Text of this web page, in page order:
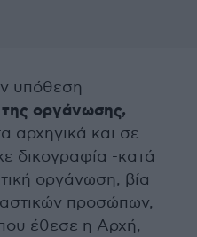
υπόθεση
οργάνωσης,
αρχηγικά και σε
δικογραφία -κατά
οργάνωση, βία
προσώπων,
έθεσε η Αρχή,